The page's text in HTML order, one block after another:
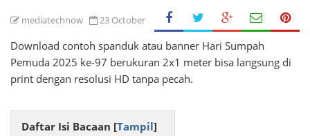
mediatechnow 23 October
Download contoh spanduk atau banner Hari Sumpah
Pemuda 2025 ke-97 berukuran 2x1 meter bisa langsung di
print dengan resolusi HD tanpa pecah.
Daftar Isi Bacaan [Tampil]